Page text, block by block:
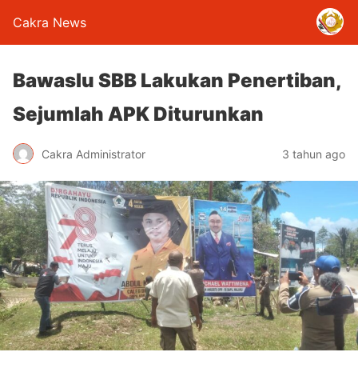
Cakra News
Bawaslu SBB Lakukan Penertiban,
Sejumlah APK Diturunkan
Cakra Administrator 3 tahun ago